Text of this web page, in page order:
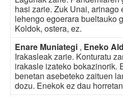
hasi zarie. Zuk Unai, arinago
lehengo egoerara bueltauko
Koldok, ostera, ez.
Enare Muniategi , Eneko
Irakasleak zarie. Konturatu
irakasle izateko bokazinorik.
benetan asebeteko zaituen
dozu. Enekok ez dau